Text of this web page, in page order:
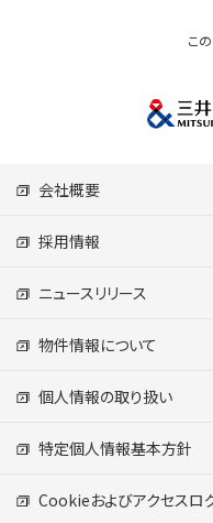
こ
会社概要
採用情報
ニュースリリース
物件情報について
個人情報の取り扱い
特定個人情報基本方針
Cookieおよびアクセスロ